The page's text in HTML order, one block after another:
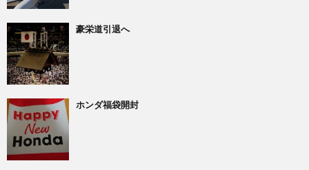
豪栄道引退へ
ホンダ福袋開封